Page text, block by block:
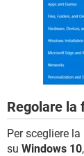
Regolare la
Per scegliere
su Windows 10